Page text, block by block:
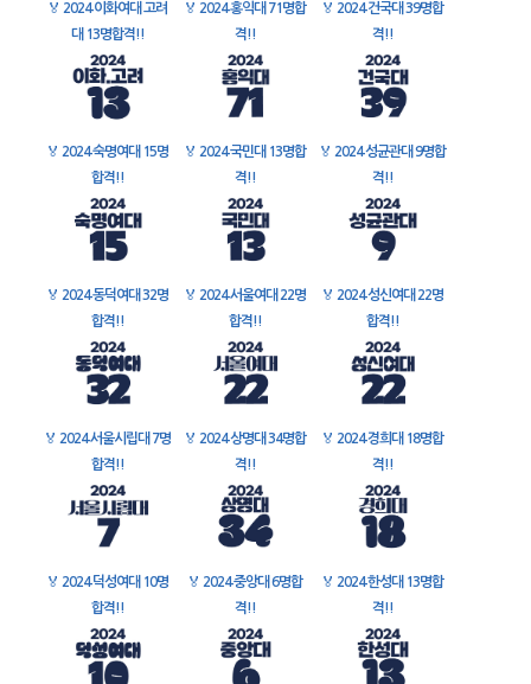
🏅 2024 이화여대 고려
대 13명합격!!
🏅 2024 홍익대 71명합
격!!
🏅 2024 건국대 39명합
격!!
🏅 2024 숙명여대 15명
합격!!
🏅 2024 국민대 13명합
격!!
🏅 2024 성균관대 9명합
격!!
🏅 2024 동덕여대 32명
합격!!
🏅 2024 서울여대 22명
합격!!
🏅 2024 성신여대 22명
합격!!
🏅 2024 서울시립대 7명
합격!!
🏅 2024 상명대 34명합
격!!
🏅 2024 경희대 18명합
격!!
🏅 2024 덕성여대 10명
합격!!
🏅 2024 중앙대 6명합
격!!
🏅 2024 한성대 13명합
격!!